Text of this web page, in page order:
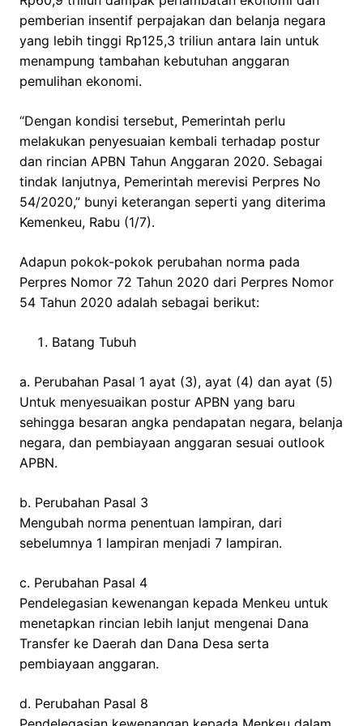
pemberian insentif perpajakan dan belanja negara
yang lebih tinggi Rp125,3 triliun antara lain untuk
menampung tambahan kebutuhan anggaran
pemulihan ekonomi.
“Dengan kondisi tersebut, Pemerintah perlu
melakukan penyesuaian kembali terhadap postur
dan rincian APBN Tahun Anggaran 2020. Sebagai
tindak lanjutnya, Pemerintah merevisi Perpres No
54/2020,” bunyi keterangan seperti yang diterima
Kemenkeu, Rabu (1/7).
Adapun pokok-pokok perubahan norma pada
Perpres Nomor 72 Tahun 2020 dari Perpres Nomor
54 Tahun 2020 adalah sebagai berikut:
Batang Tubuh
a. Perubahan Pasal 1 ayat (3), ayat (4) dan ayat (5)
Untuk menyesuaikan postur APBN yang baru
sehingga besaran angka pendapatan negara, belanja
negara, dan pembiayaan anggaran sesuai outlook
APBN.
b. Perubahan Pasal 3
Mengubah norma penentuan lampiran, dari
sebelumnya 1 lampiran menjadi 7 lampiran.
c. Perubahan Pasal 4
Pendelegasian kewenangan kepada Menkeu untuk
menetapkan rincian lebih lanjut mengenai Dana
Transfer ke Daerah dan Dana Desa serta
pembiayaan anggaran.
d. Perubahan Pasal 8